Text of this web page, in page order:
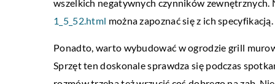
wszelkich negatywnych czynników zewnętrznych.
1_5_52.html można zapoznać się z ich specyfikacją.
Ponadto, warto wybudować w ogrodzie grill
Sprzęt ten doskonale sprawdza się podczas
takich jak materiały budowlane czy
Dzięki temu […]
[…]